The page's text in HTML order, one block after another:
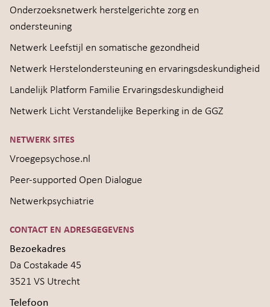
Onderzoeksnetwerk herstelgerichte zorg en
ondersteuning
Netwerk Leefstijl en somatische gezondheid
Netwerk Herstelondersteuning en ervaringsdeskundigheid
Landelijk Platform Familie Ervaringsdeskundigheid
Netwerk Licht Verstandelijke Beperking in de GGZ
NETWERK SITES
Vroegepsychose.nl
Peer-supported Open Dialogue
Netwerkpsychiatrie
CONTACT EN ADRESGEGEVENS
Bezoekadres
Da Costakade 45
3521 VS Utrecht
Telefoon